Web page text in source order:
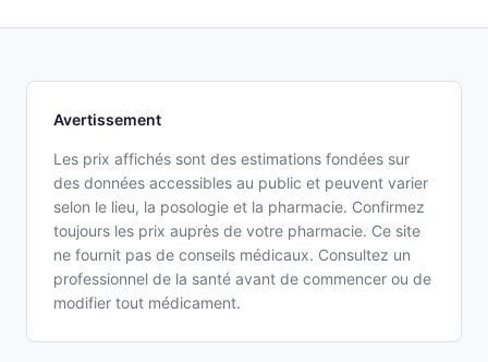
Avertissement
Les prix affichés sont des estimations fondées sur
des données accessibles au public et peuvent varier
selon le lieu, la posologie et la pharmacie. Confirmez
toujours les prix auprès de votre pharmacie. Ce site
ne fournit pas de conseils médicaux. Consultez un
professionnel de la santé avant de commencer ou de
modifier tout médicament.